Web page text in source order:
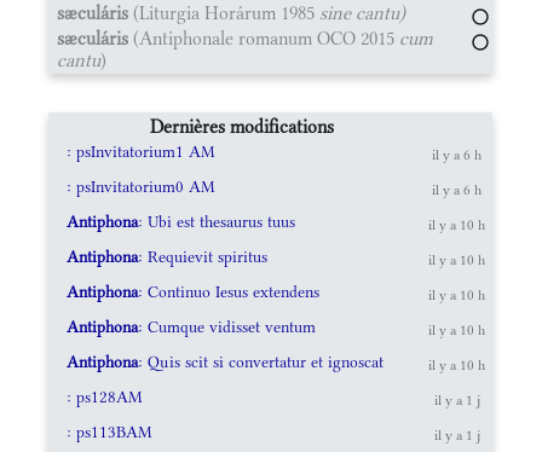
sæculáris (Liturgia Horárum 1985 sine cantu)
sæculáris (Antiphonale romanum OCO 2015 cum
cantu)
Dernières modifications
: psInvitatorium1 AM il y a 6 h
: psInvitatorium0 AM il y a 6 h
Antiphona: Ubi est thesaurus tuus il y a 10 h
Antiphona: Requievit spiritus il y a 10 h
Antiphona: Continuo Iesus extendens il y a 10 h
Antiphona: Cumque vidisset ventum il y a 10 h
Antiphona: Quis scit si convertatur et ignoscat il y a 10 h
: ps128AM il y a 1 j
: ps113BAM il y a 1 j